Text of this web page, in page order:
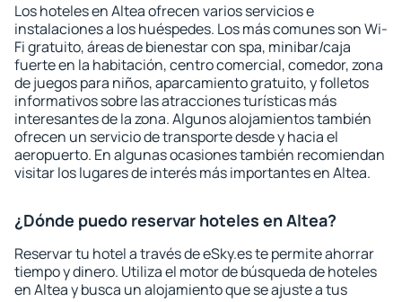
Los hoteles en Altea ofrecen varios servicios e
instalaciones a los huéspedes. Los más comunes son Wi-
Fi gratuito, áreas de bienestar con spa, minibar/caja
fuerte en la habitación, centro comercial, comedor, zona
de juegos para niños, aparcamiento gratuito, y folletos
informativos sobre las atracciones turísticas más
interesantes de la zona. Algunos alojamientos también
ofrecen un servicio de transporte desde y hacia el
aeropuerto. En algunas ocasiones también recomiendan
visitar los lugares de interés más importantes en Altea.
¿Dónde puedo reservar hoteles en Altea?
Reservar tu hotel a través de eSky.es te permite ahorrar
tiempo y dinero. Utiliza el motor de búsqueda de hoteles
en Altea y busca un alojamiento que se ajuste a tus